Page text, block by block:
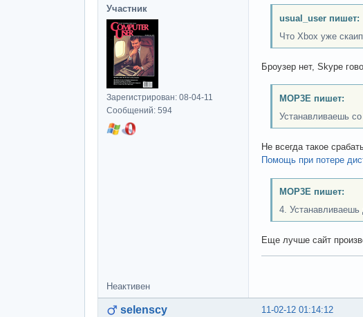
Участник
Зарегистрирован: 08-04-11
Сообщений: 594
usual_user пишет:
Что Xbox уже
Броузер нет, Skype
MOP3E пишет:
Устанавливаешь
Не всегда такое
Помощь при потере
MOP3E пишет:
4. Устанавливаешь
Еще лучше сайт
Неактивен
11-02-12 01:14:12
selenscy